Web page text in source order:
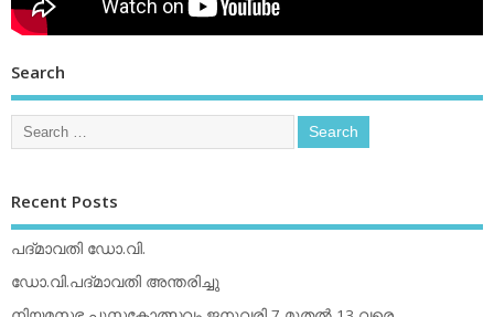
Search
Recent Posts
പദ്മാവതി ഡോ.വി.
ഡോ.വി.പദ്മാവതി അന്തരിച്ചു